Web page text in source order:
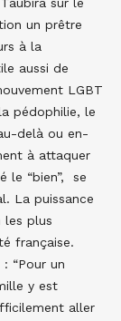
sur le
un prêtre
à la
aussi de
LGBT
pédophilie, le
delà ou en-
à attaquer
le “bien”, se
La puissance
les plus
française.
“Pour un
y est
aller